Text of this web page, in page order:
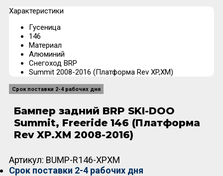
Характеристики
Гусеница
146
Материал
Алюминий
Снегоход BRP
Summit 2008-2016 (Платформа Rev XP,XM)
Срок поставки 2-4 рабочих дня
Бампер задний BRP SKI-DOO
Summit, Freeride 146 (Платформа
Rev XP.XM 2008-2016)
Артикул: BUMP-R146-XPXM
Срок поставки 2-4 рабочих дня